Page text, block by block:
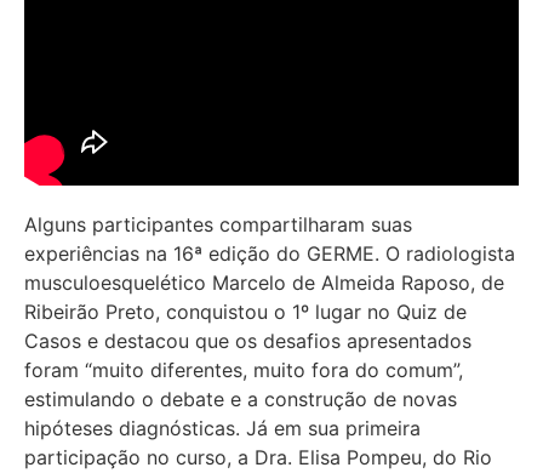
Alguns participantes compartilharam suas
experiências na 16ª edição do GERME. O radiologista
musculoesquelético Marcelo de Almeida Raposo, de
Ribeirão Preto, conquistou o 1º lugar no Quiz de
Casos e destacou que os desafios apresentados
foram “muito diferentes, muito fora do comum”,
estimulando o debate e a construção de novas
hipóteses diagnósticas. Já em sua primeira
participação no curso, a Dra. Elisa Pompeu, do Rio